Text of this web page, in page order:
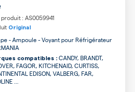
produit : AS0059941
Original
- Ampoule - Voyant pour Réfrigérateur
compatibles : CANDY, BRANDT,
FAGOR, KITCHENAID, CURTISS,
EDISON, VALBERG, FAR,
...